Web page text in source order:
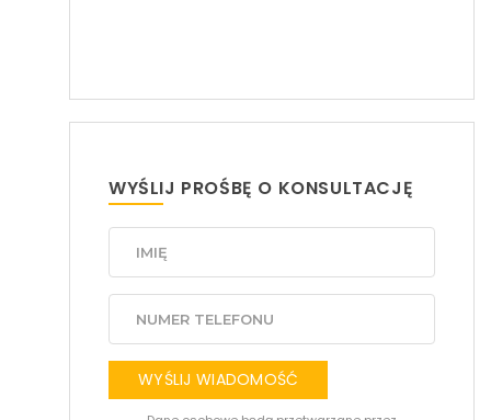
WYŚLIJ PROŚBĘ O KONSULTACJĘ
WYŚLIJ WIADOMOŚĆ